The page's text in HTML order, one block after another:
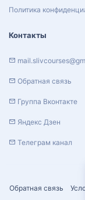
Обратная связь
Политика
Контакты
Обратная связь
Группа Вконтакте
Яндекс Дзен
Телеграм канал